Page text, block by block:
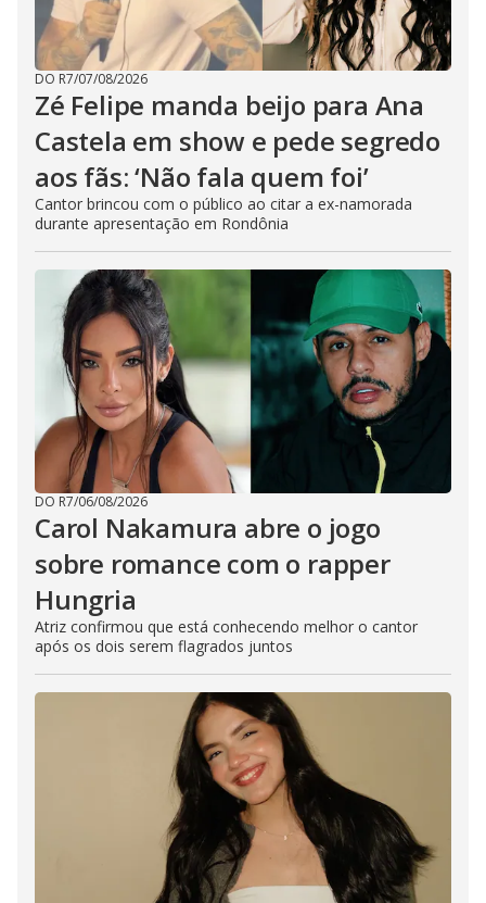
DO R7/07/08/2026
Zé Felipe manda beijo para Ana
Castela em show e pede segredo
aos fãs: ‘Não fala quem foi’
Cantor brincou com o público ao citar a ex-namorada
durante apresentação em Rondônia
DO R7/06/08/2026
Carol Nakamura abre o jogo
sobre romance com o rapper
Hungria
Atriz confirmou que está conhecendo melhor o cantor
após os dois serem flagrados juntos